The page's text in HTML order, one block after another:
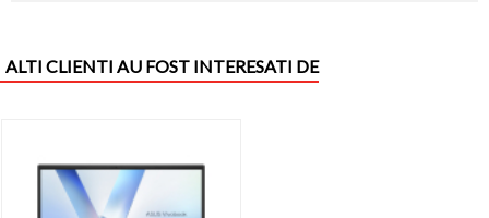
ALTI CLIENTI AU FOST INTERESATI DE